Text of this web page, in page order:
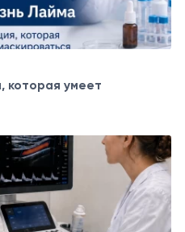
которая умеет